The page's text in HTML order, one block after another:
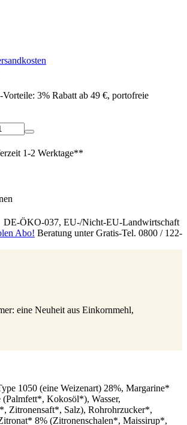
Vorteile: 3% Rabatt ab 49 €, portofreie
1-2 Werktage**
DE-ÖKO-037, EU-/Nicht-EU-Landwirtschaft
Abo! Beratung unter Gratis-Tel. 0800 / 122-
eine Neuheit aus Einkornmehl,
1050 (eine Weizenart) 28%, Margarine*
(Palmfett*, Kokosöl*), Wasser,
Zitronensaft*, Salz), Rohrohrzucker*,
8% (Zitronenschalen*, Maissirup*,